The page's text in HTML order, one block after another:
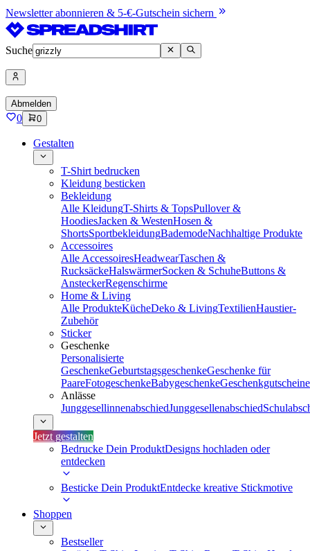
Newsletter abonnieren & 5-€-Gutschein sichern
Suche
Abmelden
0 0
Gestalten
T-Shirt bedrucken
Kleidung besticken
Bekleidung
Alle KleidungT-Shirts & TopsPullover &
HoodiesJacken & WestenHosen &
ShortsSportbekleidungBademodeNachhaltige Produkte
Accessoires
Alle AccessoiresHeadwearTaschen &
RucksäckeHalswärmerSocken & SchuheButtons &
AnsteckerRegenschirme
Home & Living
Alle ProdukteKücheDeko & LivingTextilienHaustier-
Zubehör
Sticker
Geschenke
Personalisierte
GeschenkeGeburtstagsgeschenkeGeschenke für
PaareFotogeschenkeBabygeschenkeGeschenkgutscheine
Anlässe
JunggesellinnenabschiedJunggesellenabschied
Jetzt gestalten
Bedrucke Dein ProduktDesigns hochladen oder
entdecken
Besticke Dein ProduktEntdecke kreative Stickmotive
Shoppen
Bestseller